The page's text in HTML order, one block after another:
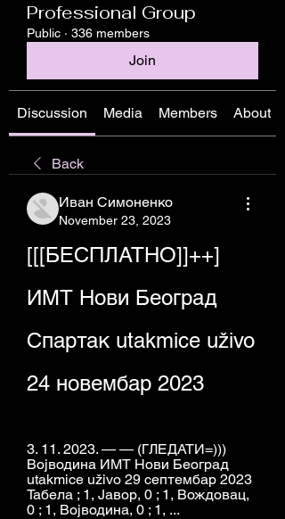
Professional Group
Public · 336 members
Join
Discussion Media Members About
Back
Иван Симоненко
November 23, 2023
[[[БЕСПЛАТНО]]++]
ИМТ Нови Београд
Спартак utakmice uživo
24 новембар 2023
3. 11. 2023. — — (ГЛЕДАТИ=)))
Војводина ИМТ Нови Београд
utakmice uživo 29 септембар 2023
Табела ; 1, Јавор, 0 ; 1, Вождовац,
0 ; 1, Војводина, 0 ; 1, ...